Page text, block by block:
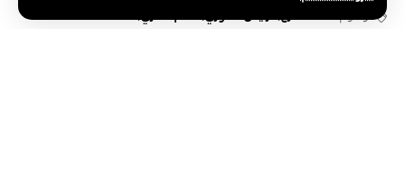
الوسوم:أحمد الشرع الرئيس السوري حسام ططري